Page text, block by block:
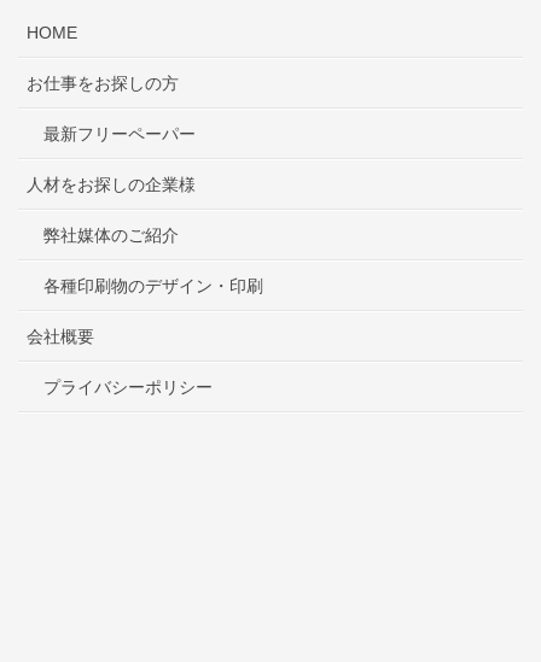
HOME
お仕事をお探しの方
最新フリーペーパー
人材をお探しの企業様
弊社媒体のご紹介
各種印刷物のデザイン・印刷
会社概要
プライバシーポリシー